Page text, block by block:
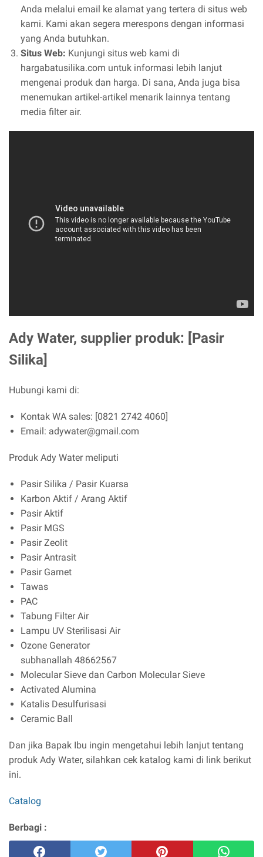
Anda melalui email ke alamat yang tertera di situs web
kami. Kami akan segera merespons dengan informasi
yang Anda butuhkan.
Situs Web: Kunjungi situs web kami di
hargabatusilika.com untuk informasi lebih lanjut
mengenai produk dan harga. Di sana, Anda juga bisa
menemukan artikel-artikel menarik lainnya tentang
media filter air.
Ady Water, supplier produk: [Pasir
Silika]
Hubungi kami di:
Kontak WA sales: [0821 2742 4060]
Email: adywater@gmail.com
Produk Ady Water meliputi
Pasir Silika / Pasir Kuarsa
Karbon Aktif / Arang Aktif
Pasir Aktif
Pasir MGS
Pasir Zeolit
Pasir Antrasit
Pasir Garnet
Tawas
PAC
Tabung Filter Air
Lampu UV Sterilisasi Air
Ozone Generator
subhanallah 48662567
Molecular Sieve dan Carbon Molecular Sieve
Activated Alumina
Katalis Desulfurisasi
Ceramic Ball
Dan jika Bapak Ibu ingin mengetahui lebih lanjut tentang
produk Ady Water, silahkan cek katalog kami di link berikut
ini.
Catalog
Berbagi :